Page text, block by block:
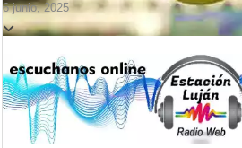
Cédulas de identidad: residentes
Agenda del Teatro Trinidad Guevara:
ANMAT retiró productos tras detectar
Fiesta de la Galleta de Campo: Tomás
6 junio, 2025